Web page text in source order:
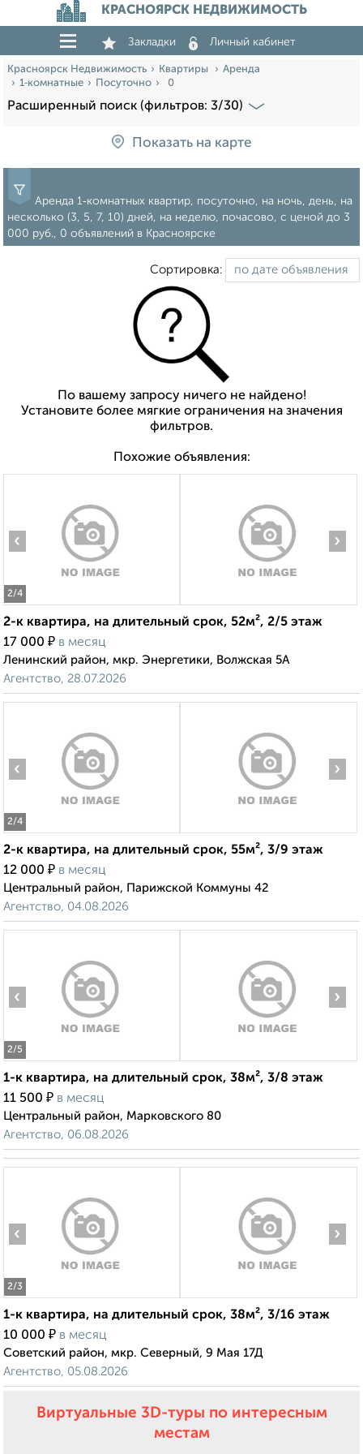
КРАСНОЯРСК НЕДВИЖИМОСТЬ
Закладки Личный кабинет
Красноярск Недвижимость Квартиры
Аренда
1‑комнатные
Посуточно 0
Расширенный поиск (фильтров: 3/30)
Показать на карте
Аренда 1‑комнатных квартир, посуточно, на ночь, день, на
несколько (3, 5, 7, 10) дней, на неделю, почасово, c ценой до 3
000 руб., 0 объявлений в Красноярске
Сортировка:
По вашему запросу ничего не найдено!
Установите более мягкие ограничения на значения
фильтров.
Похожие объявления:
2/4
‹ ›
2-к квартира, на длительный срок, 52м², 2/5 этаж
17 000 ₽ в месяц
Ленинский район, мкр. Энергетики, Волжская 5А
Агентство, 28.07.2026
2/4
‹ ›
2-к квартира, на длительный срок, 55м², 3/9 этаж
12 000 ₽ в месяц
Центральный район, Парижской Коммуны 42
Агентство, 04.08.2026
2/5
‹ ›
1-к квартира, на длительный срок, 38м², 3/8 этаж
11 500 ₽ в месяц
Центральный район, Марковского 80
Агентство, 06.08.2026
2/3
‹ ›
1-к квартира, на длительный срок, 38м², 3/16 этаж
10 000 ₽ в месяц
Советский район, мкр. Северный, 9 Мая 17Д
Агентство, 05.08.2026
Виртуальные 3D-туры по интересным
местам